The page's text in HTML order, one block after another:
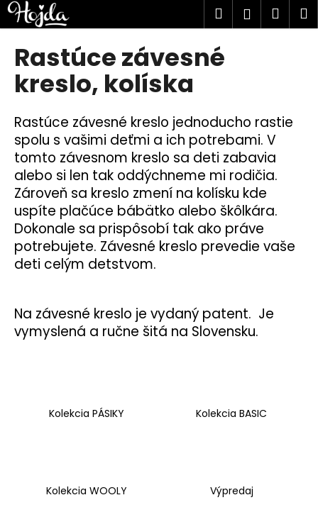
Prejsť
obsah
Hľadať
Rastúce závesné
kreslo, kolíska
Rastúce závesné kreslo jednoducho rastie
spolu s vašimi deťmi a ich potrebami. V
tomto závesnom kreslo sa deti zabavia
alebo si len tak oddýchneme mi rodičia.
Zároveň sa kreslo zmení na kolísku kde
uspíte plačúce bábätko alebo škôlkára.
Dokonale sa prispôsobí tak ako práve
potrebujete. Závesné kreslo prevedie vaše
deti celým detstvom.
Na závesné kreslo je vydaný patent. Je
vymyslená a ručne šitá na Slovensku.
Kolekcia PÁSIKY Kolekcia BASIC
Kolekcia WOOLY Výpredaj
K
o
Č
o
p
o
t
r
e
b
u
j
e
n
á